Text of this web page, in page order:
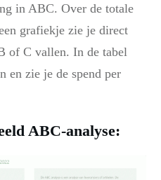
in ABC. Over de totale
grafiekje zie je direct
of C vallen. In de tabel
en zie je de spend per
ABC-analyse: